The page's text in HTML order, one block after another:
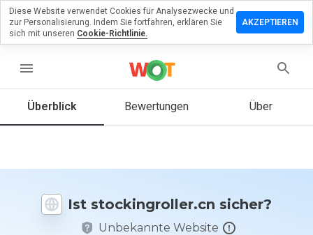
menu
Überblick Bewertungen Über
Ist stockingroller.cn sicher?
Unbekannte Website
zu
Sie diese
auf einer
Skala von
1 bis 5
Diese Website verwendet Cookies für Analysezwecke und
zur Personalisierung. Indem Sie fortfahren, erklären Sie
sich mit unseren Cookie-Richtlinie.
AKZEPTIEREN